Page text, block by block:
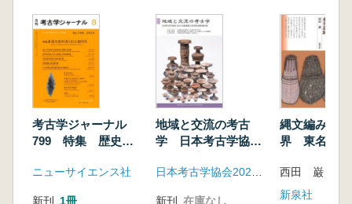
考古学ジャーナル
799 特集 歴史教
ニューサイエンス社
新刊 1冊
地域と交流の考古
学 日本考古学協会
料集
日本考古学協会2024年度島根大会実行委員会
新刊 在庫なし
縄文編みか
界 東名遺跡
西田 巌 著
新泉社